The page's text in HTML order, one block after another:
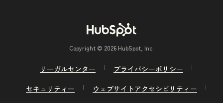
Copyright © 2026 HubSpot, Inc.
リーガルセンター
プライバシーポリシー
セキュリティー
ウェブサイトアクセシビリティー